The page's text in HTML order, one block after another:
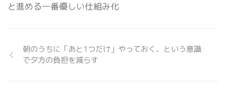
と進める一番優しい仕組み化
朝のうちに「あと1つだけ」やっておく、という意識
で夕方の負担を減らす